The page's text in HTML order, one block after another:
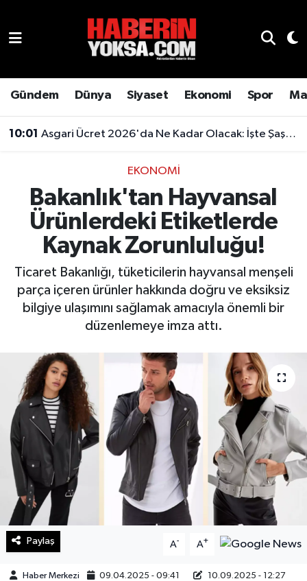
Gündem Dünya Siyaset Ekonomi Spor
10:01 Asgari Ücret 2026'da Ne Kadar Olacak: İşte Şaşırtan Rakam
EKONOMI
Bakanlık'tan Hayvansal
Ürünlerdeki Etiketlerde
Kaynak Zorunluluğu!
Ticaret Bakanlığı, tüketicilerin hayvansal menşeli
parça içeren ürünler hakkında doğru ve eksiksiz
bilgiye ulaşımını sağlamak amacıyla önemli bir
düzenlemeye imza attı.
Paylaş A- A+
Haber Merkezi 09.04.2025 - 09:41 10.09.2025 - 12:27
Genel
Gündem
Otomobil
Teknoloji
Yaşam
Hava Durumu
Son Dakika Haberleri
Haber Arşivi